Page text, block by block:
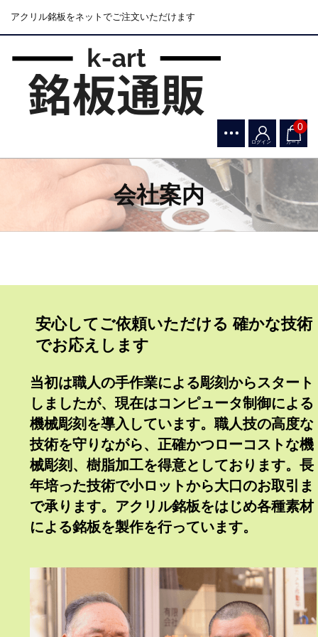
アクリル銘板をネットでご注文いただけます
0
カート
ログイン
会社案内
安心してご依頼いただける 確かな技術
でお応えします
当初は職人の手作業による彫刻からスタート
しましたが、現在はコンピュータ制御による
機械彫刻を導入しています。職人技の高度な
技術を守りながら、正確かつローコストな機
械彫刻、樹脂加工を得意としております。長
年培った技術で小ロットから大口のお取引ま
で承ります。アクリル銘板をはじめ各種素材
による銘板を製作を行っています。